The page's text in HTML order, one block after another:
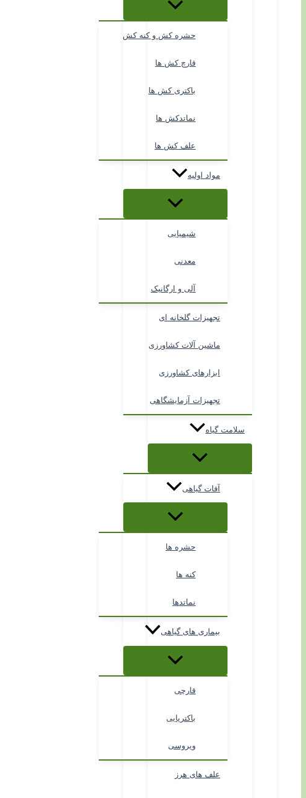
حشره کش و کنه کش
قارچ کش ها
باکتری کش ها
نماتدکش ها
علف کش ها
مواد اولیه
شیمیایی
معدنی
آلی و ارگانیک
تجهیزات گلخانه ای
ماشین آلات کشاورزی
ابزارهای کشاورزی
تجهیزات آزمایشگاهی
سلامت گیاه
آفات گیاهی
حشره ها
کنه ها
نماتدها
بیماری های گیاهی
قارچی
باکتریایی
ویروسی
علف های هرز